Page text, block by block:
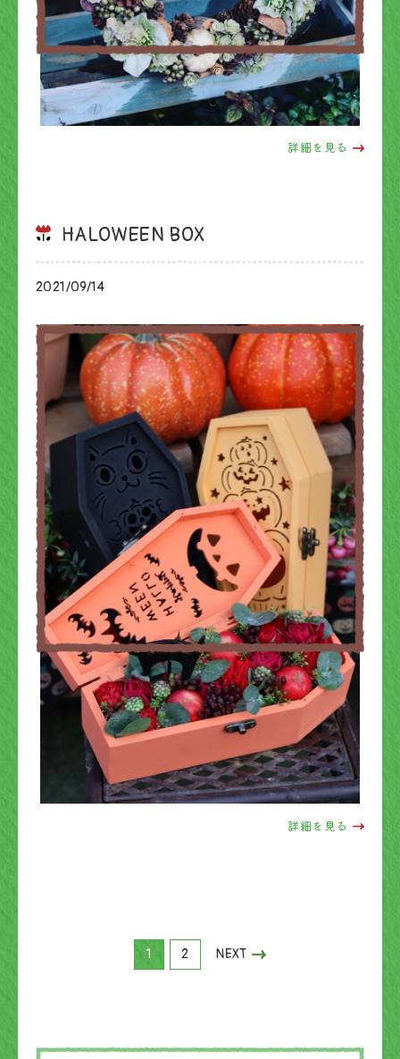
詳細を見る
HALOWEEN BOX
2021/09/14
詳細を見る
1 2 NEXT